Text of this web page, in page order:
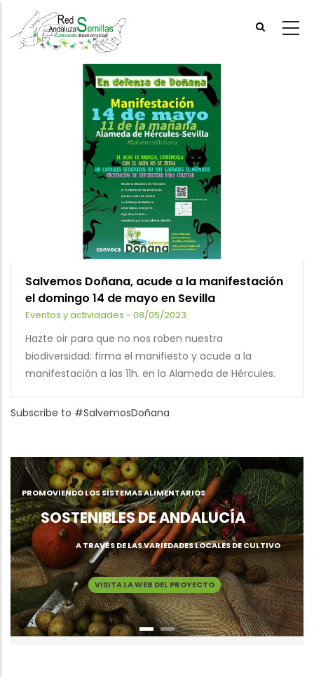
main
Salvemos Doñana, acude a la manifestación
el domingo 14 de mayo en Sevilla
Eventos y actividades - 08/05/2023
Hazte oir para que no nos roben nuestra
biodiversidad: firma el manifiesto y acude a la
manifestación a las 11h. en la Alameda de Hércules.
Subscribe to #SalvemosDoñana
PROMOVIENDO LOS SISTEMAS ALIMENTARIOS
SOSTENIBLES DE ANDALUCÍA
A TRAVÉS DE LAS VARIEDADES LOCALES DE CULTIVO
VISITA LA WEB DEL PROYECTO